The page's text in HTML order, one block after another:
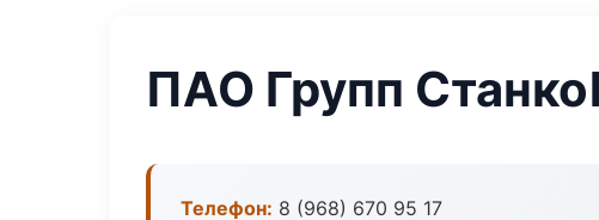
ПАО Групп
Телефон: 8 (968) 670 95 17